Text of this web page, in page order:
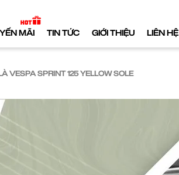
MÃI TIN TỨC GIỚI THIỆU LIÊN HỆ
VESPA SPRINT 125 YELLOW SOLE